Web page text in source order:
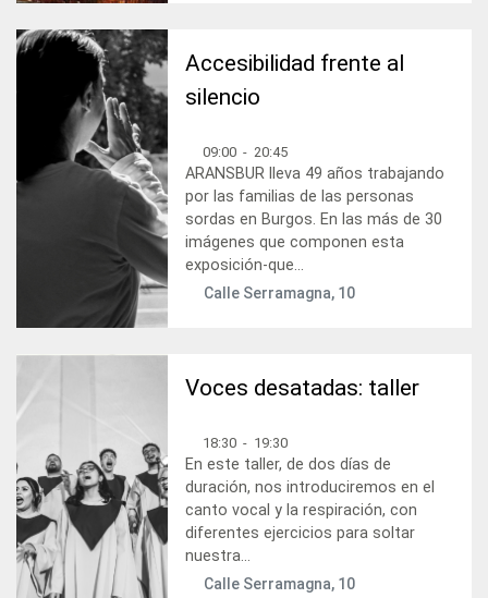
Accesibilidad frente al
silencio
09:00 -20:45
ARANSBUR lleva 49 años trabajando
por las familias de las personas
sordas en Burgos. En las más de 30
imágenes que componen esta
exposición-que...
Calle Serramagna, 10
Voces desatadas: taller
18:30 - 19:30
En este taller, de dos días de
duración, nos introduciremos en el
canto vocal y la respiración, con
diferentes ejercicios para soltar
nuestra...
Calle Serramagna, 10